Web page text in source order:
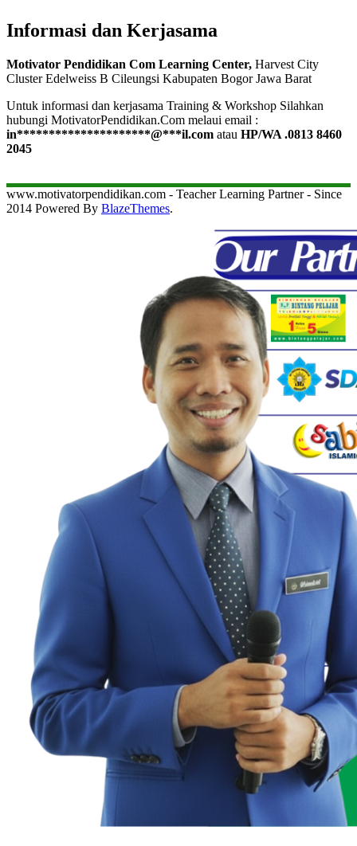
Informasi dan Kerjasama
Motivator Pendidikan Com Learning Center, Harvest City
Cluster Edelweiss B Cileungsi Kabupaten Bogor Jawa Barat
Untuk informasi dan kerjasama Training & Workshop Silahkan
hubungi MotivatorPendidikan.Com melaui email :
in*********************@***il.com atau HP/WA .0813 8460
2045
www.motivatorpendidikan.com - Teacher Learning Partner - Since
2014 Powered By BlazeThemes.